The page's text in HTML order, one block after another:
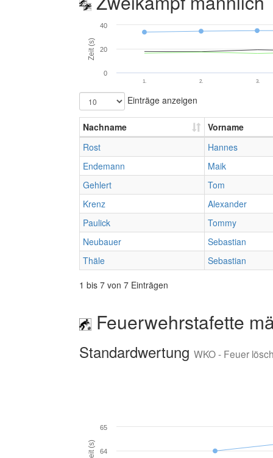
Zeit (s)
1. 2. 3.
0
20
40
Einträge anzeigen
Nachname
Vorname
Rost
Hannes
Endemann
Maik
Gehlert
Tom
Krenz
Alexander
Paulick
Tommy
Neubauer
Sebastian
Thäle
Sebastian
1 bis 7 von 7 Einträgen
Feuerwehrstafette
Standardwertung WKO - Feuer
Zeit (s) 64
65